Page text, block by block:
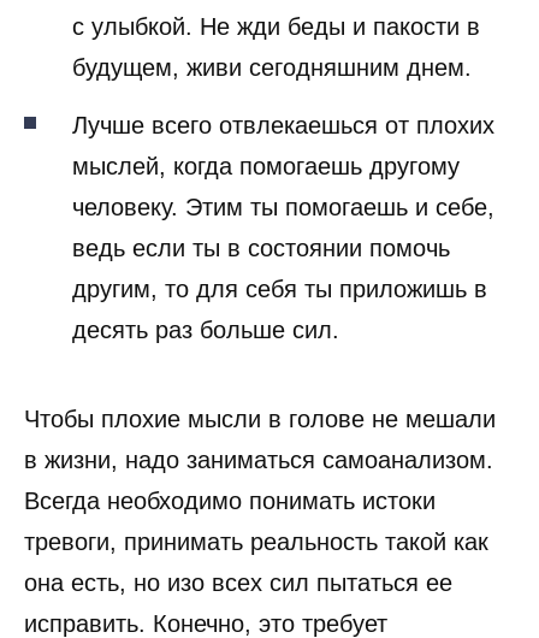
с улыбкой. Не жди беды и пакости в
будущем, живи сегодняшним днем.
Лучше всего отвлекаешься от плохих
мыслей, когда помогаешь другому
человеку. Этим ты помогаешь и себе,
ведь если ты в состоянии помочь
другим, то для себя ты приложишь в
десять раз больше сил.
Чтобы плохие мысли в голове не мешали
в жизни, надо заниматься самоанализом.
Всегда необходимо понимать истоки
тревоги, принимать реальность такой как
она есть, но изо всех сил пытаться ее
исправить. Конечно, это требует